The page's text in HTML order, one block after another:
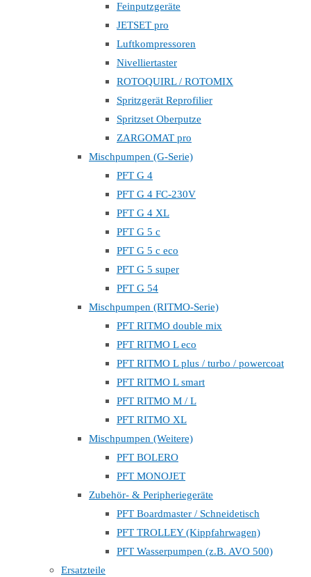
Feinputzgeräte
JETSET pro
Luftkompressoren
Nivelliertaster
ROTOQUIRL / ROTOMIX
Spritzgerät Reprofilier
Spritzset Oberputze
ZARGOMAT pro
Mischpumpen (G-Serie)
PFT G 4
PFT G 4 FC-230V
PFT G 4 XL
PFT G 5 c
PFT G 5 c eco
PFT G 5 super
PFT G 54
Mischpumpen (RITMO-Serie)
PFT RITMO double mix
PFT RITMO L eco
PFT RITMO L plus / turbo / powercoat
PFT RITMO L smart
PFT RITMO M / L
PFT RITMO XL
Mischpumpen (Weitere)
PFT BOLERO
PFT MONOJET
Zubehör- & Peripheriegeräte
PFT Boardmaster / Schneidetisch
PFT TROLLEY (Kippfahrwagen)
PFT Wasserpumpen (z.B. AVO 500)
Ersatzteile